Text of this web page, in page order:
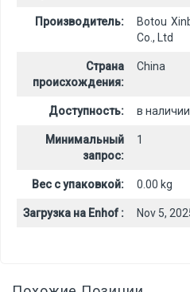
Производитель:
Botou
Co., Ltd
Страна
происхождения:
China
Доступность: в наличии
Минимальный
запрос:
1
Вес с упаковкой: 0.00 kg
Загрузка на Enhof : Nov 5,